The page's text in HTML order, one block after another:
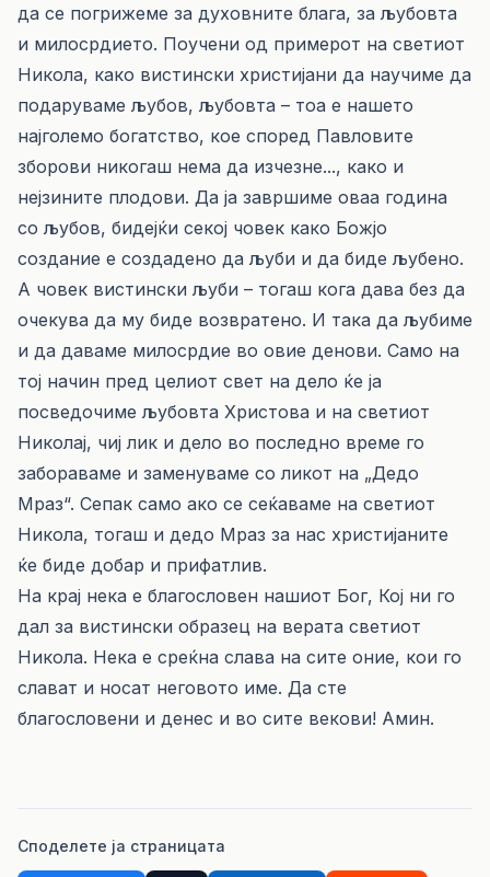
да се погрижеме за духовните блага, за љубовта
и милосрдието. Поучени од примерот на светиот
Никола, како вистински христијани да научиме да
подаруваме љубов, љубовта – тоа е нашето
најголемо богатство, кое според Павловите
зборови никогаш нема да изчезне..., како и
нејзините плодови. Да ја завршиме оваа година
со љубов, бидејќи секој човек како Божјо
создание е создадено да љуби и да биде љубено.
А човек вистински љуби – тогаш кога дава без да
очекува да му биде возвратено. И така да љубиме
и да даваме милосрдие во овие денови. Само на
тој начин пред целиот свет на дело ќе ја
посведочиме љубовта Христова и на светиот
Николај, чиј лик и дело во последно време го
забораваме и заменуваме со ликот на „Дедо
Мраз“. Сепак само ако се сеќаваме на светиот
Никола, тогаш и дедо Мраз за нас христијаните
ќе биде добар и прифатлив.
На крај нека е благословен нашиот Бог, Кој ни го
дал за вистински образец на верата светиот
Никола. Нека е среќна слава на сите оние, кои го
слават и носат неговото име. Да сте
благословени и денес и во сите векови! Амин.
Споделете ја страницата